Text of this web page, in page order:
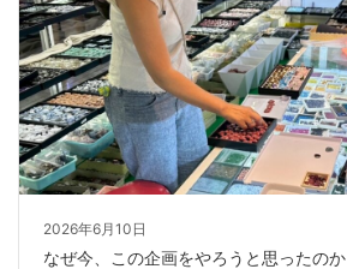
2026年6月10日
なぜ今、この企画をやろうと思ったのか